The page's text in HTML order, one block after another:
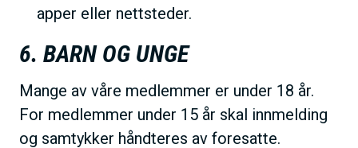
apper eller nettsteder.
6. BARN OG UNGE
Mange av våre medlemmer er under 18 år.
For medlemmer under 15 år skal innmelding
og samtykker håndteres av foresatte.